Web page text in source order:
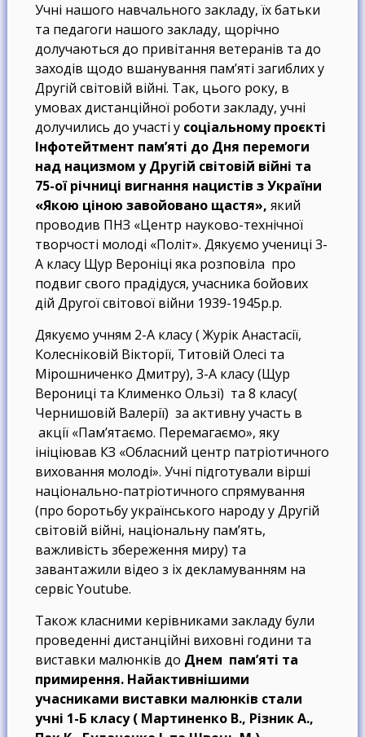
Учні нашого навчального закладу, їх батьки
та педагоги нашого закладу, щорічно
долучаються до привітання ветеранів та до
заходів щодо вшанування пам’яті загиблих у
Другій світовій війні. Так, цього року, в
умовах дистанційної роботи закладу, учні
долучились до участі у соціальному проєкті
Інфотейтмент пам’яті до Дня перемоги
над нацизмом у Другій світовій війні та
75-ої річниці вигнання нацистів з України
«Якою ціною завойовано щастя», який
проводив ПНЗ «Центр науково-технічної
творчості молоді «Політ». Дякуємо учениці 3-
А класу Щур Вероніці яка розповіла про
подвиг свого прадідуся, учасника бойових
дій Другої світової війни 1939-1945р.р.
Дякуємо учням 2-А класу ( Журік Анастасії,
Колесніковій Вікторії, Титовій Олесі та
Мірошниченко Дмитру), 3-А класу (Щур
Верониці та Клименко Ользі) та 8 класу(
Чернишовій Валерії) за активну участь в
акції «Пам’ятаємо. Перемагаємо», яку
ініціював КЗ «Обласний центр патріотичного
виховання молоді». Учні підготували вірші
національно-патріотичного спрямування
(про боротьбу українського народу у Другій
світовій війні, національну пам’ять,
важливість збереження миру) та
завантажили відео з іх декламуванням на
сервіс Youtube.
Також класними керівниками закладу були
проведенні дистанційні виховні години та
виставки малюнків до Днем пам’яті та
примирення. Найактивнішими
учасниками виставки малюнків стали
учні 1-Б класу ( Мартиненко В., Різник А.,